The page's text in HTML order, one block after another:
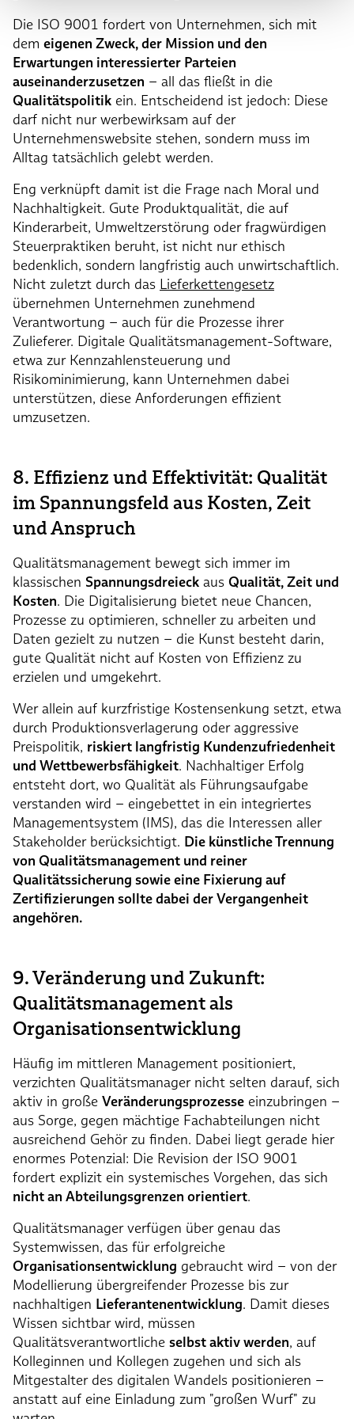
Die ISO 9001 fordert von Unternehmen, sich mit
dem eigenen Zweck, der Mission und den
Erwartungen interessierter Parteien
auseinanderzusetzen – all das fließt in die
Qualitätspolitik ein. Entscheidend ist jedoch: Diese
darf nicht nur werbewirksam auf der
Unternehmenswebsite stehen, sondern muss im
Alltag tatsächlich gelebt werden.
Eng verknüpft damit ist die Frage nach Moral und
Nachhaltigkeit. Gute Produktqualität, die auf
Kinderarbeit, Umweltzerstörung oder fragwürdigen
Steuerpraktiken beruht, ist nicht nur ethisch
bedenklich, sondern langfristig auch unwirtschaftlich.
Nicht zuletzt durch das Lieferkettengesetz
übernehmen Unternehmen zunehmend
Verantwortung – auch für die Prozesse ihrer
Zulieferer. Digitale Qualitätsmanagement-Software,
etwa zur Kennzahlensteuerung und
Risikominimierung, kann Unternehmen dabei
unterstützen, diese Anforderungen effizient
umzusetzen.
8. Effizienz und Effektivität: Qualität
im Spannungsfeld aus Kosten, Zeit
und Anspruch
Qualitätsmanagement bewegt sich immer im
klassischen Spannungsdreieck aus Qualität, Zeit und
Kosten. Die Digitalisierung bietet neue Chancen,
Prozesse zu optimieren, schneller zu arbeiten und
Daten gezielt zu nutzen – die Kunst besteht darin,
gute Qualität nicht auf Kosten von Effizienz zu
erzielen und umgekehrt.
Wer allein auf kurzfristige Kostensenkung setzt, etwa
durch Produktionsverlagerung oder aggressive
Preispolitik, riskiert langfristig Kundenzufriedenheit
und Wettbewerbsfähigkeit. Nachhaltiger Erfolg
entsteht dort, wo Qualität als Führungsaufgabe
verstanden wird – eingebettet in ein integriertes
Managementsystem (IMS), das die Interessen aller
Stakeholder berücksichtigt. Die künstliche Trennung
von Qualitätsmanagement und reiner
Qualitätssicherung sowie eine Fixierung auf
Zertifizierungen sollte dabei der Vergangenheit
angehören.
9. Veränderung und Zukunft:
Qualitätsmanagement als
Organisationsentwicklung
Häufig im mittleren Management positioniert,
verzichten Qualitätsmanager nicht selten darauf, sich
aktiv in große Veränderungsprozesse einzubringen –
aus Sorge, gegen mächtige Fachabteilungen nicht
ausreichend Gehör zu finden. Dabei liegt gerade hier
enormes Potenzial: Die Revision der ISO 9001
fordert explizit ein systemisches Vorgehen, das sich
nicht an Abteilungsgrenzen orientiert.
Qualitätsmanager verfügen über genau das
Systemwissen, das für erfolgreiche
Organisationsentwicklung gebraucht wird – von der
Modellierung übergreifender Prozesse bis zur
nachhaltigen Lieferantenentwicklung. Damit dieses
Wissen sichtbar wird, müssen
Qualitätsverantwortliche selbst aktiv werden, auf
Kolleginnen und Kollegen zugehen und sich als
Mitgestalter des digitalen Wandels positionieren –
anstatt auf eine Einladung zum "großen Wurf" zu